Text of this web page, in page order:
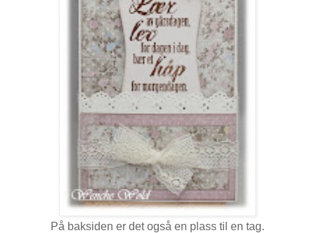
På baksiden er det også en plass til en tag.